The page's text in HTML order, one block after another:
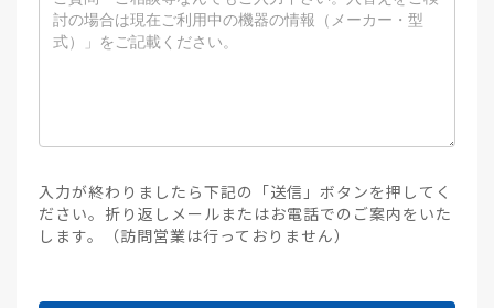
入力が終わりましたら下記の「送信」ボタンを押してく
ださい。折り返しメールまたはお電話でのご案内をいた
します。（訪問営業は行っておりません）